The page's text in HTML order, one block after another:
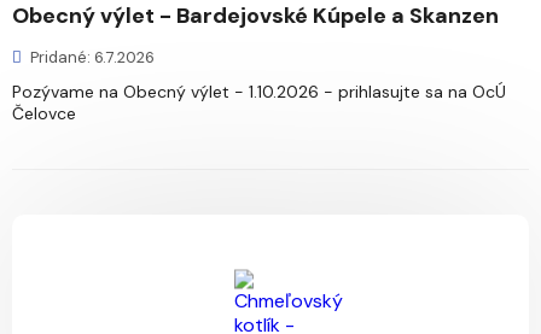
Obecný výlet - Bardejovské Kúpele a Skanzen
Pridané: 6.7.2026
Pozývame na Obecný výlet - 1.10.2026 - prihlasujte sa na OcÚ
Čelovce